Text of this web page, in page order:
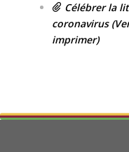
Célébrer la
coronavirus
imprimer)